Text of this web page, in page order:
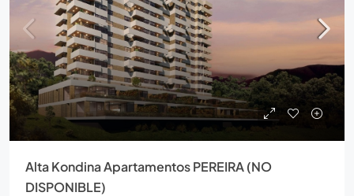
Alta Kondina Apartamentos PEREIRA (NO
DISPONIBLE)